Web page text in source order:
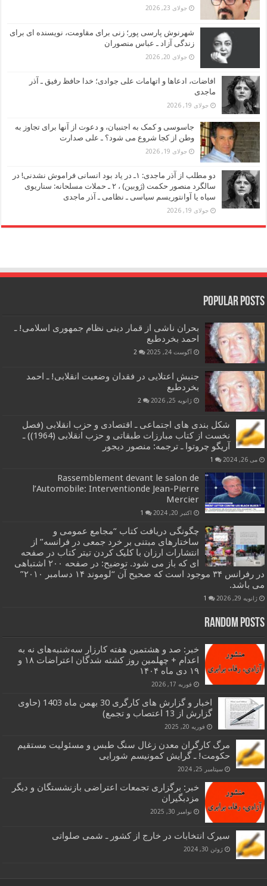
جولای 23, 2026
شهرنوش پارسی پور؛ زنی برای مقاومت، نویسنده ای برای
زندگی آزاد ـ عباس منصوران
جولای 20, 2026
افاضات، ادعاها و اتهامات علی جوادی؛ خدا حافظ رفیق ـ آذر
ماجدی
جولای 19, 2026
جاسوسی و کمک به اجنبیان، و دعوت از آنها برای تجاوز به
وطن از کجا شروع می شود؟ ـ علی صدارت
جولای 19, 2026
دو مطلب از آذر ماجدی: ۱ـ در یاد بود انسانی فراموش نشدنی! در
سالگرد منصور حکمت (ژوبین) ، ۲ ـ حملات مسلحانه: سناریوی
سیاه یا آوانتوریسم سیاسی ـ نظامی ـ آذر ماجدی
جولای 19, 2026
Popular Posts
بحران ناشی از قمار دینی نظام جمهوری اسلامی! ـ
احمد بخردطبع
آگوست 24, 2025 2
جنبش اعتلایی در فقدان وضعیت انقلابی! ـ احمد
بخردطبع
ژانویه 25, 2026 2
شکل بندی های اجتماعی ـ اقتصادی و حزب انقلابی (فصل
نخست از کتاب مبارزات طبقاتی و حزب انقلابی (1964)) ـ
آریگو چروتوا ـ ترجمه: منصور دیجور
می 26, 2024 1
Rassemblement devant le salon de
l’Automobile: Interventionde Jean-Pierre
Mercier
اکتبر 20, 2024 1
چگونگی دریافت کتاب “مجامع عمومی و
ساختارهای مبتنی بر خرد جمعی در فرانسه” از
انتشارات ارزان با کلیک کردن تیتر کتاب در صفحه
ای که باز می شود. توضیح: در صفحه ۲۰۰ اشتباهی
در رفرانس ۳۴ موجود است که صحیح آن “لوموند ۱۴ دسامبر ۲۰۱۰”
می باشد.
ژانویه 29, 2026 1
Random Posts
خبر: صد و هشتمین هفته کارزار سه‌شنبه‌های نه به
اعدام + چهلمین روز کشته شدگان اعتراضات ۱۸ و
۱۹ دی ماه ۱۴۰۴
فوریه 17, 2026
اخبار و گزارش های کارگری 30 بهمن ماه 1403 (حاوی
گزارش از 13 اعتصاب و تجمع)
فوریه 20, 2025
مرگ کارگران معدن زغال سنگ طبس و مسئولیت مستقیم
حکومت! ـ گرایش کمونیسم شورایی
سپتامبر 25, 2024
خبر: برگزاری تجمعات اعتراضی بازنشستگان و دیگر
مزدبگیران
نوامبر 30, 2025
سیرک انتخابات در خارج از کشور ـ شمی صلواتی
ژوئن 30, 2024